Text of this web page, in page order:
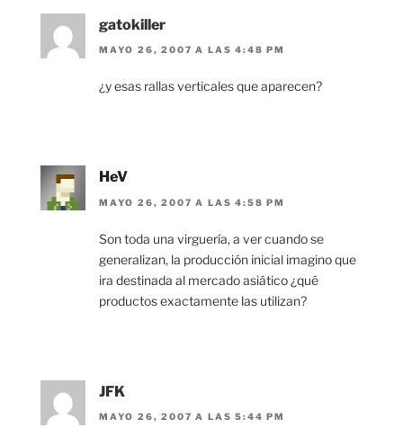
gatokiller
MAYO 26, 2007 A LAS 4:48 PM
¿y esas rallas verticales que aparecen?
HeV
MAYO 26, 2007 A LAS 4:58 PM
Son toda una virguería, a ver cuando se
generalizan, la producción inicial imagino que
ira destinada al mercado asiático ¿qué
productos exactamente las utilizan?
JFK
MAYO 26, 2007 A LAS 5:44 PM